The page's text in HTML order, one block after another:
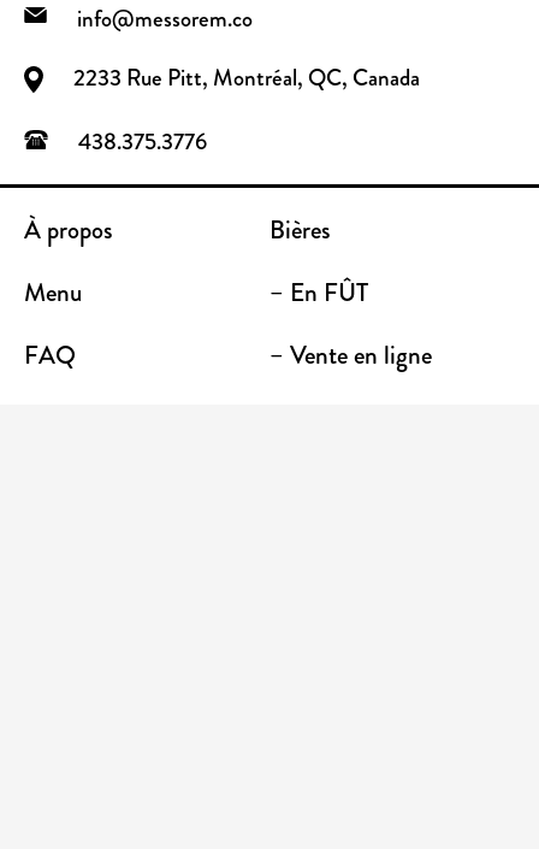
info@messorem.co
2233 Rue Pitt, Montréal, QC, Canada
438.375.3776
À propos
Bières
Menu
– En FÛT
FAQ
– Vente en ligne